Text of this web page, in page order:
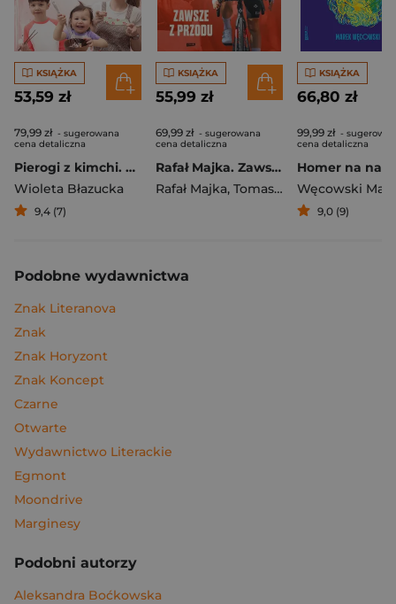
KSIĄŻKA
53,59 zł
79,99 zł - sugerowana
cena detaliczna
Pierogi z kimchi. Moje ulubione azjatyckie przepisy
Wioleta Błazucka
9,4 (7)
KSIĄŻKA
55,99 zł
69,99 zł - sugerowana
cena detaliczna
Rafał Majka. Zawsze z przodu. Rozmawia Tomasz Kalemba - książka z autografem
Rafał Majka, Tomasz Kalemba
KSIĄŻKA
66,80 zł
99,99 zł -
cena detaliczna
Węcowski
9,0 (9)
Podobne wydawnictwa
Znak Literanova
Znak
Znak Horyzont
Znak Koncept
Czarne
Otwarte
Wydawnictwo Literackie
Egmont
Moondrive
Marginesy
Podobni autorzy
Aleksandra Boćkowska